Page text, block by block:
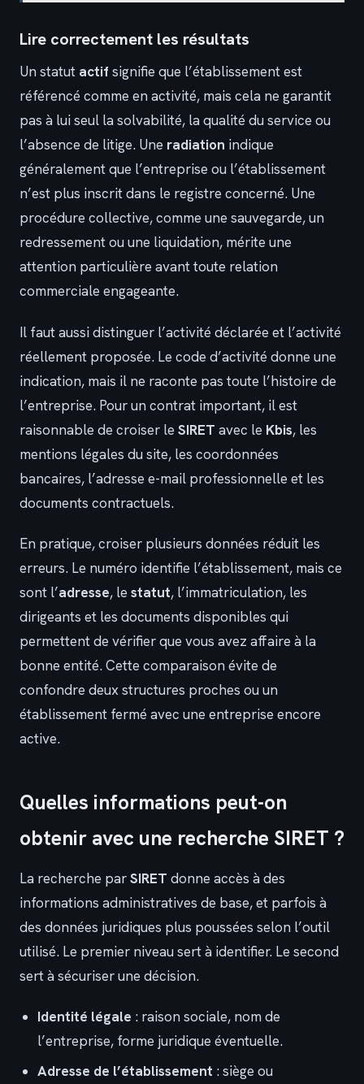
Lire correctement les résultats
Un statut actifsignifie que l’établissement est
référencé comme en activité, mais cela ne garantit
pas à lui seul la solvabilité, la qualité du service ou
l’absence de litige. Une radiation indique
généralement que l’entreprise ou l’établissement
n’est plus inscrit dans le registre concerné. Une
procédure collective, comme une sauvegarde, un
redressement ou une liquidation, mérite une
attention particulière avant toute relation
commerciale engageante.
Il faut aussi distinguer l’activité déclarée et l’activité
réellement proposée. Le code d’activité donne une
indication, mais il ne raconte pas toute l’histoire de
l’entreprise. Pour un contrat important, il est
raisonnable de croiser le SIRET avec le Kbis, les
mentions légales du site, les coordonnées
bancaires, l’adresse e-mail professionnelle et les
documents contractuels.
En pratique, croiser plusieurs données réduit les
erreurs. Le numéro identifie l’établissement, mais ce
sont l’adresse, le statut, l’immatriculation, les
dirigeants et les documents disponibles qui
permettent de vérifier que vous avez affaire à la
bonne entité. Cette comparaison évite de
confondre deux structures proches ou un
établissement fermé avec une entreprise encore
active.
Quelles informations peut-on
obtenir avec une recherche SIRET ?
La recherche parSIRET donne accès à des
informations administratives de base, et parfois à
des données juridiques plus poussées selon l’outil
utilisé. Le premier niveau sert à identifier. Le second
sert à sécuriser une décision.
Identité légale : raison sociale, nom de
l’entreprise, forme juridique éventuelle.
Adresse de l’établissement : siège ou